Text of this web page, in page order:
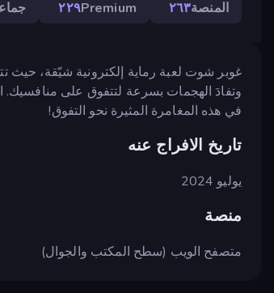
المنصة٢٦٣ Premium٢٢٩
غوبر شوت لعبة رماية إلكترونية شيّقة، حيث
وتفادَ الهجمات بسرعة لتتفوق على منافسيك.
في هذه المغامرة المثيرة نحو التفوق!
تاريخ الافراج عنه
يوليو 2024
منصة
متصفح الويب (سطح المكتب والجوال)